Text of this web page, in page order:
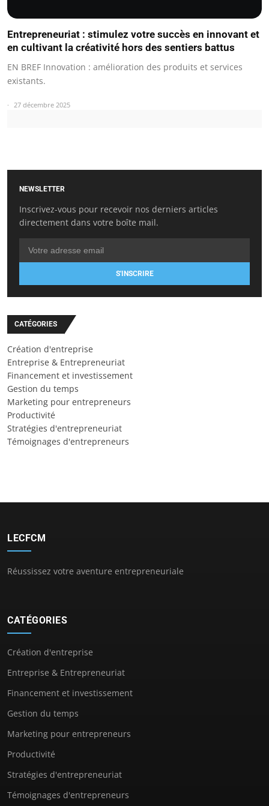
Entrepreneuriat : stimulez votre succès en innovant et
en cultivant la créativité hors des sentiers battus
EN BREF Innovation : amélioration des produits et services
existants.
27 décembre 2025
NEWSLETTER
Inscrivez-vous pour recevoir nos derniers articles
directement dans votre boîte mail.
S'INSCRIRE
CATÉGORIES
Création d'entreprise
Entreprise & Entrepreneuriat
Financement et investissement
Gestion du temps
Marketing pour entrepreneurs
Productivité
Stratégies d'entrepreneuriat
Témoignages d'entrepreneurs
LECFCM
Réussissez votre aventure entrepreneuriale
CATÉGORIES
Création d'entreprise
Entreprise & Entrepreneuriat
Financement et investissement
Gestion du temps
Marketing pour entrepreneurs
Productivité
Stratégies d'entrepreneuriat
Témoignages d'entrepreneurs